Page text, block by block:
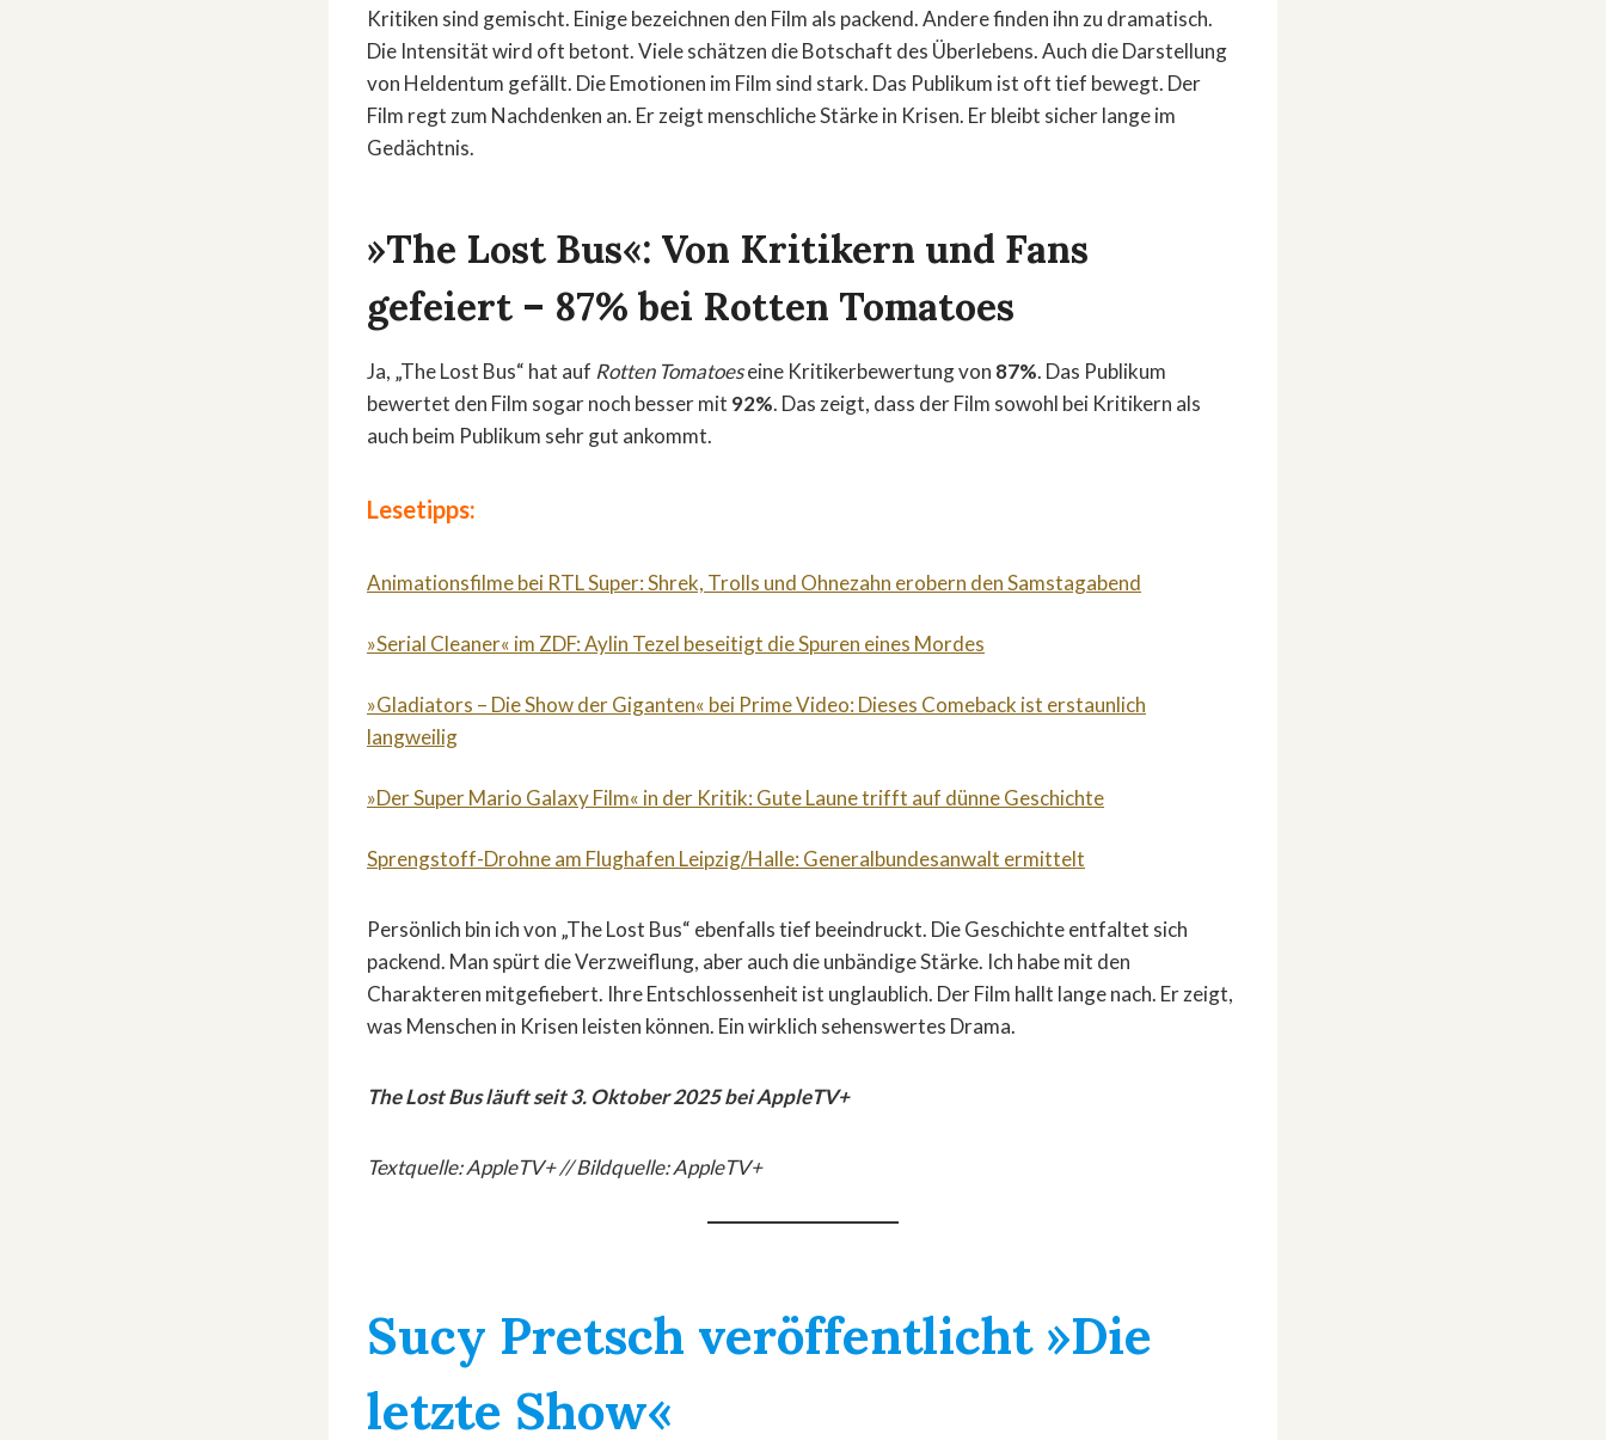
Kritiken sind gemischt. Einige bezeichnen den Film als packend. Andere finden ihn zu dramatisch.
Die Intensität wird oft betont. Viele schätzen die Botschaft des Überlebens. Auch die Darstellung
von Heldentum gefällt. Die Emotionen im Film sind stark. Das Publikum ist oft tief bewegt. Der
Film regt zum Nachdenken an. Er zeigt menschliche Stärke in Krisen. Er bleibt sicher lange im
Gedächtnis.
»The Lost Bus«: Von Kritikern und Fans
gefeiert – 87% bei Rotten Tomatoes
Ja, „The Lost Bus“ hat auf Rotten Tomatoeseine Kritikerbewertung von 87%. Das Publikum
bewertet den Film sogar noch besser mit 92%. Das zeigt, dass der Film sowohl bei Kritikern als
auch beim Publikum sehr gut ankommt.
Lesetipps:
Animationsfilme bei RTL Super: Shrek, Trolls und Ohnezahn erobern den Samstagabend
»Serial Cleaner« im ZDF: Aylin Tezel beseitigt die Spuren eines Mordes
»Gladiators – Die Show der Giganten« bei Prime Video: Dieses Comeback ist erstaunlich
langweilig
»Der Super Mario Galaxy Film« in der Kritik: Gute Laune trifft auf dünne Geschichte
Sprengstoff-Drohne am Flughafen Leipzig/Halle: Generalbundesanwalt ermittelt
Persönlich bin ich von „The Lost Bus“ ebenfalls tief beeindruckt. Die Geschichte entfaltet sich
packend. Man spürt die Verzweiflung, aber auch die unbändige Stärke. Ich habe mit den
Charakteren mitgefiebert. Ihre Entschlossenheit ist unglaublich. Der Film hallt lange nach. Er zeigt,
was Menschen in Krisen leisten können. Ein wirklich sehenswertes Drama.
The Lost Bus läuft seit 3. Oktober 2025 bei AppleTV+
Textquelle: AppleTV+ // Bildquelle: AppleTV+
Sucy Pretsch veröffentlicht »Die
letzte Show«